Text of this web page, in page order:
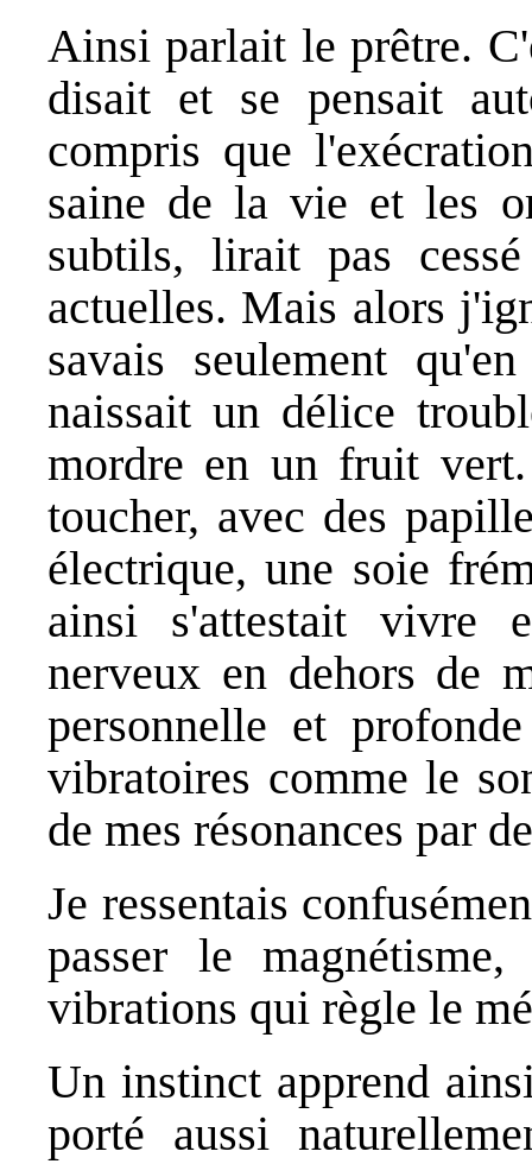
Ainsi parlait le prêtre.
disait et se pensait
compris que
saine de la vie et les
subtils, lirait pas
actuelles. Mais alors
savais seulement
naissait un délice
mordre en un fruit
toucher, avec des
électrique, une soie
ainsi s'attestait vivre
nerveux en dehors de
personnelle et
vibratoires comme le
de mes résonances par
Je ressentais
passer le
vibrations qui règle le
Un instinct apprend
porté aussi